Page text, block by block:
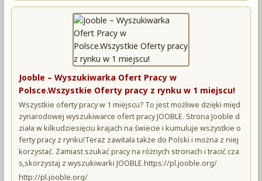
Jooble – Wyszukiwarka Ofert Pracy w
Polsce.Wszystkie Oferty pracy z rynku w 1 miejscu!
Wszystkie oferty pracy w 1 miejscu? To jest możliwe dzięki międ
zynarodowej wyszukiwarce ofert pracy JOOBLE. Strona Jooble d
ziała w kilkudziesięciu krajach na świecie i kumuluje wszystkie o
ferty pracy z rynku!Teraz zawitała także do Polski i można z niej
korzystać. Zamiast szukać pracy na różnych stronach i tracić cza
s,skorzystaj z wyszukiwarki JOOBLE.https://pl.jooble.org/
http://pl.jooble.org/